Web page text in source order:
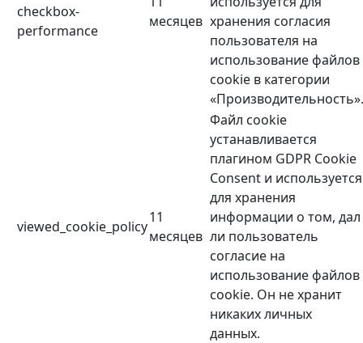
checkbox-
performance
месяцев хранения согласия
пользователя на
использование файлов
cookie в категории
«Производительность».
viewed_cookie_policy
11
месяцев
Файл cookie
устанавливается
плагином GDPR Cookie
Consent и используется
для хранения
информации о том, дал
ли пользователь
согласие на
использование файлов
cookie. Он не хранит
никаких личных
данных.